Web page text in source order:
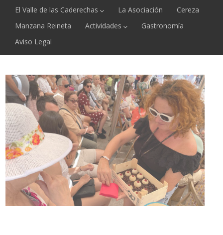
El Valle de las Caderechas La Asociación
Cereza
Manzana Reineta
Actividades
Gastronomía
Aviso Legal